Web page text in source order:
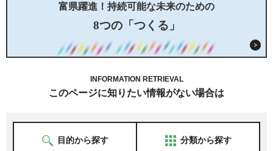
富県躍進！持続可能な未来のための
8つの「つくる」
INFORMATION RETRIEVAL
このページに知りたい情報がない場合は
目的から探す 分類から探す